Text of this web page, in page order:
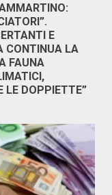
E
CONTINUA LA
FAUNA
LE DOPPIETTE”